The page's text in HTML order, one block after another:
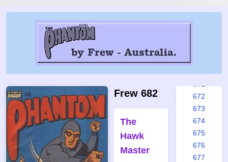
Frew 682
The
Hawk
Master
665
672
673
674
675
676
677